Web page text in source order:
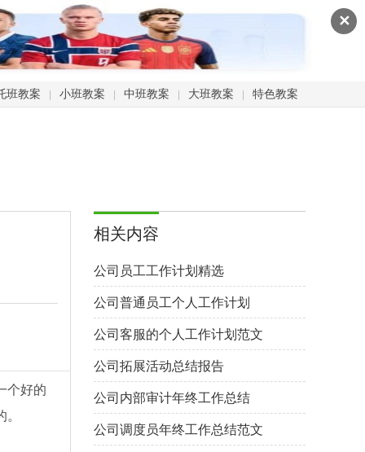
✕
班教案 小班教案 中班教案 大班教案 特色教案
个好的
相关内容
公司员工工作计划精选
公司普通员工个人工作计划
公司客服的个人工作计划范文
公司拓展活动总结报告
公司内部审计年终工作总结
公司调度员年终工作总结范文